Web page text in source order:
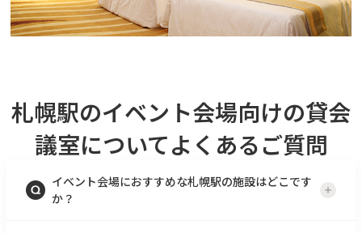
札幌駅のイベント会場向けの貸会
議室についてよくあるご質問
イベント会場におすすめな札幌駅の施設はどこです
か？